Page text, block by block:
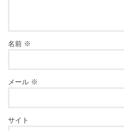
名前 ※
メール ※
サイト